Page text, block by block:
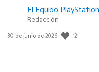
El Equipo PlayStation
Redacción
Fecha
30 de junio de 2026 12